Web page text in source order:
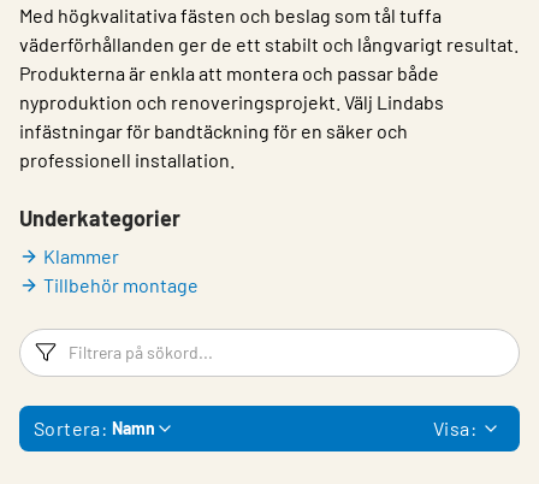
Kontakt
Logga in
Choose languge
Sweden
Med högkvalitativa fästen och beslag som tål tuffa
väderförhållanden ger de ett stabilt och långvarigt resultat.
Produkterna är enkla att montera och passar både
nyproduktion och renoveringsprojekt. Välj Lindabs
infästningar för bandtäckning för en säker och
professionell installation.
Underkategorier
Klammer
Tillbehör montage
Filtreringsord
Sortera: Namn Visa: